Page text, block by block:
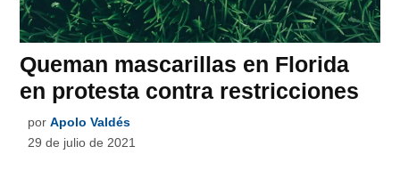
Queman mascarillas en Florida
en protesta contra restricciones
por Apolo Valdés
29 de julio de 2021